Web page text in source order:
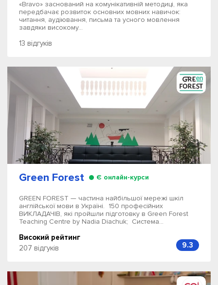
«Bravo» заснований на комунікативній методиці, яка
передбачає розвиток основних мовних навичок:
читання, аудіювання, письма та усного мовлення
завдяки високому...
13 відгуків
Green Forest Є онлайн-курси
GREEN FOREST — частина найбільшої мережі шкіл
англійської мови в Україні. 150 професійних
ВИКЛАДАЧІВ, які пройшли підготовку в Green Forest
Teaching Centre by Nadia Diachuk; Система...
Високий рейтинг
207 відгуків
9.3